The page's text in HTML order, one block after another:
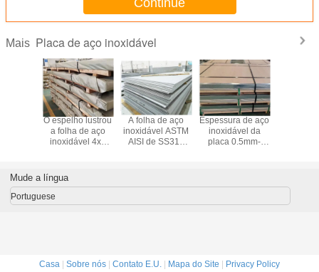
Continue
Mais Placa de aço inoxidável
2B
0.5mm-
SS304
O espelho lustrou
a folha de aço
inoxidável 4x8
A folha de aço
inoxidável ASTM
AISI de SS316
Espessura de aço
inoxidável da
placa 0.5mm-
Mude a língua
Portuguese
Casa | Sobre nós | Contato E.U. | Mapa do Site | Privacy Policy